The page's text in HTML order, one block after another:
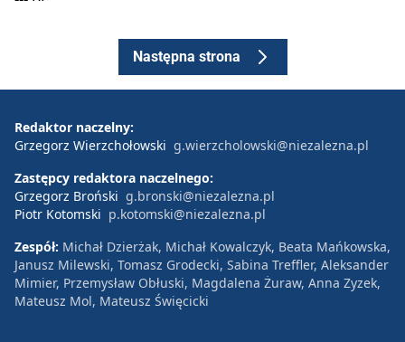
Następna strona
Redaktor naczelny:
Grzegorz Wierzchołowski g.wierzcholowski@niezalezna.pl
Zastępcy redaktora naczelnego:
Grzegorz Broński g.bronski@niezalezna.pl
Piotr Kotomski p.kotomski@niezalezna.pl
Zespół: Michał Dzierżak, Michał Kowalczyk, Beata Mańkowska,
Janusz Milewski, Tomasz Grodecki, Sabina Treffler, Aleksander
Mimier, Przemysław Obłuski, Magdalena Żuraw, Anna Zyzek,
Mateusz Mol, Mateusz Święcicki